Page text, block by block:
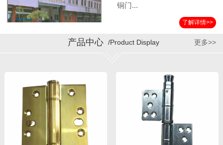
铜门...
了解详情>>
产品中心 /Product Display 更多>>